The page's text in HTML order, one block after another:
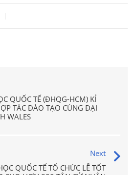
QUỐC TẾ (ĐHQG-HCM) KỈ
TÁC ĐÀO TẠO CÙNG ĐẠI
WALES
Next
QUỐC TẾ TỔ CHỨC LỄ TỐT